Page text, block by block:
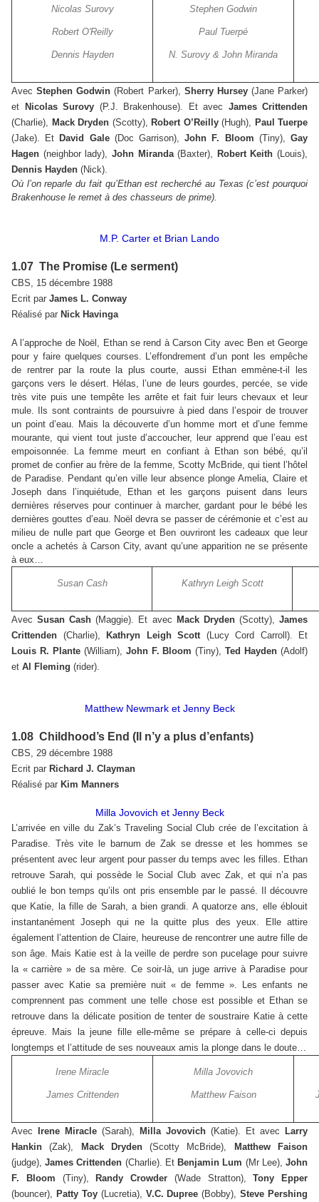
Nicolas Surovy
Robert O'Reilly
Dennis Hayden
Stephen Godwin
Paul Tuerpé
N. Surovy & John Miranda
AvecStephen Godwin(Robert Parker), Sherry Hursey (Jane Parker)
et
Nicolas Surovy (P.J. Brakenhouse). Et avec James Crittenden
(Charlie), Mack Dryden (Scotty), Robert O’Reilly (Hugh), Paul Tuerpe
(Jake). Et David Gale (Doc Garrison),John F. Bloom (Tiny),Gay
Hagen (neighbor lady), John Miranda(Baxter), Robert Keith (Louis),
Dennis Hayden (Nick).
Où l’on reparle du fait qu’Ethan est recherché au Texas (c’est pourquoi
Brakenhouse le remet à des chasseurs de prime).
M.P. Carter et Brian Lando
1.07 The Promise (Le serment)
CBS, 15 décembre 1988
Ecrit par James L. Conway
Réalisé par Nick Havinga
A l’approche de Noël, Ethan se rend à Carson City avec Ben et George
pour y faire quelques courses. L’effondrement d’un pont les empêche
de rentrer par la route la plus courte, aussi Ethan emmène-t-il les
garçons vers le désert. Hélas, l’une de leurs gourdes, percée, se vide
très vite puis une tempête les arrête et fait fuir leurs chevaux et leur
mule. Ils sont contraints de poursuivre à pied dans l’espoir de trouver
un point d’eau. Mais la découverte d’un homme mort et d’une femme
mourante, qui vient tout juste d’accoucher, leur apprend que l’eau est
empoisonnée. La femme meurt en confiant à Ethan son bébé, qu’il
promet de confier au frère de la femme, Scotty McBride, qui tient l’hôtel
de Paradise. Pendant qu’en ville leur absence plonge Amelia, Claire et
Joseph dans l’inquiétude, Ethan et les garçons puisent dans leurs
dernières réserves pour continuer à marcher, gardant pour le bébé les
dernières gouttes d’eau. Noël devra se passer de cérémonie et c’est au
milieu de nulle part que George et Ben ouvriront les cadeaux que leur
oncle a achetés à Carson City, avant qu’une apparition ne se présente
à eux…
Susan Cash Kathryn Leigh Scott
AvecSusan Cash(Maggie). Et avec Mack Dryden (Scotty),James
Crittenden (Charlie), Kathryn Leigh Scott (Lucy Cord Carroll). Et
Louis R. Plante (William), John F. Bloom(Tiny),Ted Hayden(Adolf)
et Al Fleming (rider).
Matthew Newmark et Jenny Beck
1.08 Childhood’s End (Il n’y a plus d’enfants)
CBS, 29 décembre 1988
Ecrit par Richard J. Clayman
Réalisé par Kim Manners
Milla Jovovich et Jenny Beck
L’arrivée en ville du Zak’s Traveling Social Club crée de l’excitation à
Paradise. Très vite le barnum de Zak se dresse et les hommes se
présentent avec leur argent pour passer du temps avec les filles. Ethan
retrouve Sarah, qui possède le Social Club avec Zak, et qui n’a pas
oublié le bon temps qu’ils ont pris ensemble par le passé. Il découvre
que Katie, la fille de Sarah, a bien grandi. A quatorze ans, elle éblouit
instantanément Joseph qui ne la quitte plus des yeux. Elle attire
également l’attention de Claire, heureuse de rencontrer une autre fille de
son âge. Mais Katie est à la veille de perdre son pucelage pour suivre
la « carrière » de sa mère. Ce soir-là, un juge arrive à Paradise pour
passer avec Katie sa première nuit « de femme ». Les enfants ne
comprennent pas comment une telle chose est possible et Ethan se
retrouve dans la délicate position de tenter de soustraire Katie à cette
épreuve. Mais la jeune fille elle-même se prépare à celle-ci depuis
longtemps et l’attitude de ses nouveaux amis la plonge dans le doute…
Irene Miracle
James Crittenden
Milla Jovovich
Matthew Faison
Avec Irene Miracle (Sarah), Milla Jovovich (Katie). Et avec
Larry
Hankin(Zak), Mack Dryden(Scotty McBride),
Matthew Faison
(judge),James Crittenden (Charlie). Et Benjamin Lum (Mr Lee),John
F. Bloom (Tiny), Randy Crowder (Wade Stratton),Tony Epper
(bouncer), Patty Toy (Lucretia), V.C. Dupree(Bobby),Steve Pershing